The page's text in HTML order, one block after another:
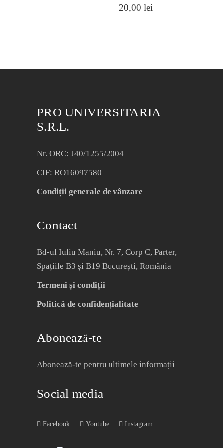
20,00 lei
PRO UNIVERSITARIA
S.R.L.
Nr. ORC: J40/1255/2004
CIF: RO16097580
Condiții generale de vânzare
Contact
Bd-ul Iuliu Maniu, Nr. 7, Corp C, Parter,
Spațiile B3 și B19 București, România
Termeni și condiții
Politică de confidențialitate
Abonează-te
Abonează-te pentru ultimele informații
Social media
Facebook Youtube Instagram